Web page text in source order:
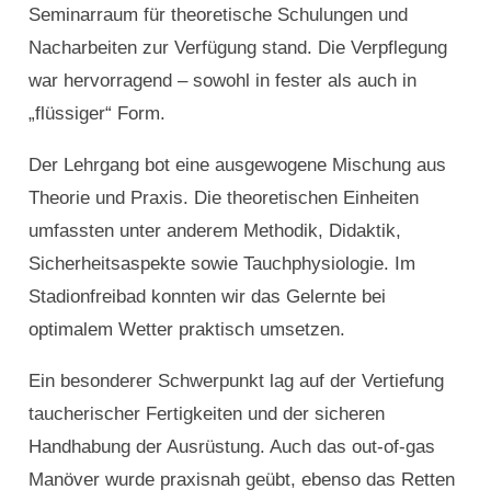
Seminarraum für theoretische Schulungen und
Nacharbeiten zur Verfügung stand. Die Verpflegung
war hervorragend – sowohl in fester als auch in
„flüssiger“ Form.
Der Lehrgang bot eine ausgewogene Mischung aus
Theorie und Praxis. Die theoretischen Einheiten
umfassten unter anderem Methodik, Didaktik,
Sicherheitsaspekte sowie Tauchphysiologie. Im
Stadionfreibad konnten wir das Gelernte bei
optimalem Wetter praktisch umsetzen.
Ein besonderer Schwerpunkt lag auf der Vertiefung
taucherischer Fertigkeiten und der sicheren
Handhabung der Ausrüstung. Auch das out-of-gas
Manöver wurde praxisnah geübt, ebenso das Retten